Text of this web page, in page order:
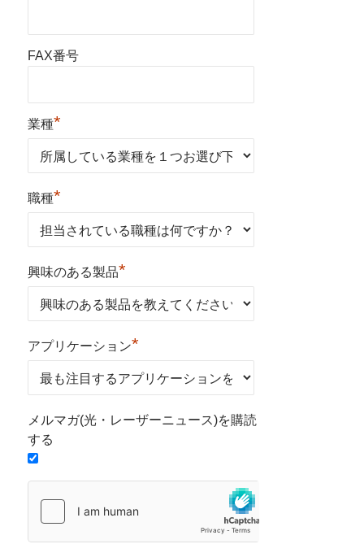
FAX番号
業種*
職種*
興味のある製品*
アプリケーション*
メルマガ(光・レーザーニュース)を購読
する